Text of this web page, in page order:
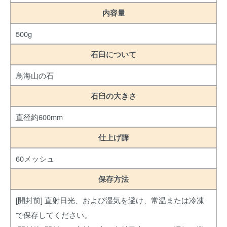
内容量
500g
石臼について
鳥海山の石
石臼の大きさ
直径約600mm
仕上げ篩
60メッシュ
保存方法
[開封前] 直射日光、および湿気を避け、常温または冷凍
で保存してください。